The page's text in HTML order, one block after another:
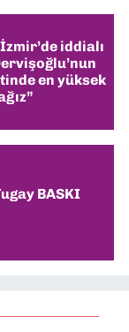
iddialı
en yüksek
BASKI